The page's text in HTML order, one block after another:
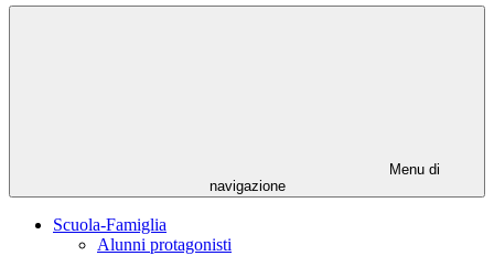
Menu di
navigazione
Scuola-Famiglia
Alunni protagonisti